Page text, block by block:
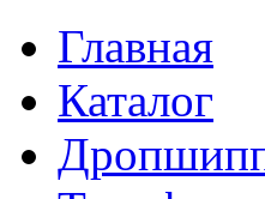
Главная
Каталог